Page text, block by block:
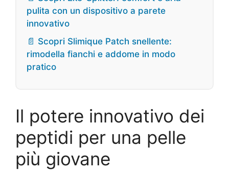
pulita con un dispositivo a parete
innovativo
📄 Scopri Slimique Patch snellente:
rimodella fianchi e addome in modo
pratico
Il potere innovativo dei
peptidi per una pelle
più giovane